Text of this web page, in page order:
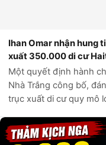
Ihan Omar nhận hung
xuất 350.000 di cư
Một quyết định hành
Nhà Trắng công bố,
trục xuất di cư quy mô
An ninh Nội địa Hoa